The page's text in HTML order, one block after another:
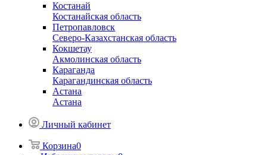
Костанай
Костанайская область
Петропавловск
Северо-Казахстанская область
Кокшетау
Акмолинская область
Караганда
Карагандинская область
Астана
Астана
Личный кабинет
Корзина0